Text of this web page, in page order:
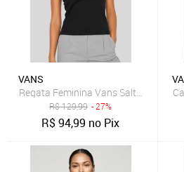
VANS
Regata Feminina Vans Salton Preta
R$129,99 - 27%
R$94,99 no Pix